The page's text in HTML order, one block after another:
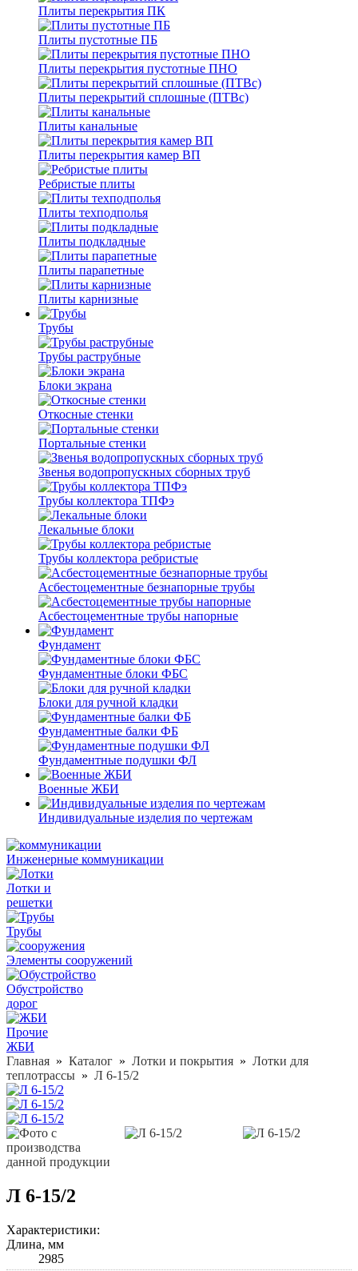
Плиты перекрытия ПК
Плиты пустотные ПБ
Плиты перекрытия пустотные ПНО
Плиты перекрытий сплошные (ПТВс)
Плиты канальные
Плиты перекрытия камер ВП
Ребристые плиты
Плиты техподполья
Плиты подкладные
Плиты парапетные
Плиты карнизные
Трубы
Трубы раструбные
Блоки экрана
Откосные стенки
Портальные стенки
Звенья водопропускных сборных труб
Трубы коллектора ТПФэ
Лекальные блоки
Трубы коллектора ребристые
Асбестоцементные безнапорные трубы
Асбестоцементные трубы напорные
Фундамент
Фундаментные блоки ФБС
Блоки для ручной кладки
Фундаментные балки ФБ
Фундаментные подушки ФЛ
Военные ЖБИ
Индивидуальные изделия по чертежам
Инженерные коммуникации
Лотки и
решетки
Трубы
Элементы сооружений
Обустройство
дорог
Прочие
ЖБИ
Главная » Каталог » Лотки и покрытия » Лотки для
теплотрассы » Л 6-15/2
Л 6-15/2
Характеристики:
Длина, мм
2985